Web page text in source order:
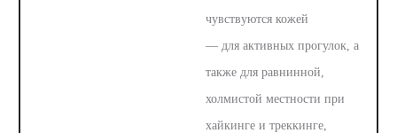
чувствуются кожей
— для активных прогулок, а
также для равнинной,
холмистой местности при
хайкинге и треккинге,